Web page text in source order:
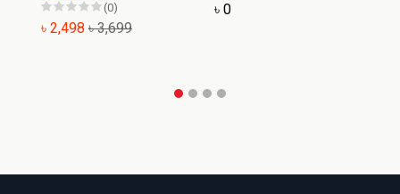
(0)
৳ 2,498 ৳ 3,699
৳ 0